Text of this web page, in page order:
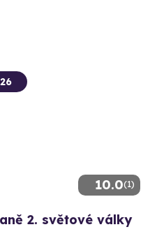
10.0(1)
2. světové války